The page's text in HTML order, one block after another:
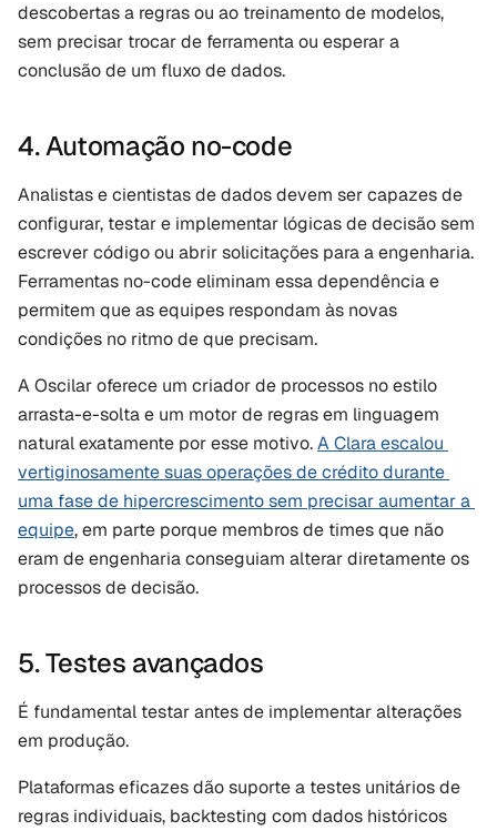
descobertas a regras ou ao treinamento de modelos,
sem precisar trocar de ferramenta ou esperar a
conclusão de um fluxo de dados.
4. Automação no-code
Analistas e cientistas de dados devem ser capazes de
configurar, testar e implementar lógicas de decisão sem
escrever código ou abrir solicitações para a engenharia.
Ferramentas no-code eliminam essa dependência e
permitem que as equipes respondam às novas
condições no ritmo de que precisam.
A Oscilar oferece um criador de processos no estilo
arrasta-e-solta e um motor de regras em linguagem
natural exatamente por esse motivo. A Clara escalou
vertiginosamente suas operações de crédito durante
uma fase de hipercrescimento sem precisar aumentar a
equipe, em parte porque membros de times que não
eram de engenharia conseguiam alterar diretamente os
processos de decisão.
5. Testes avançados
É fundamental testar antes de implementar alterações
em produção.
Plataformas eficazes dão suporte a testes unitários de
regras individuais, backtesting com dados históricos